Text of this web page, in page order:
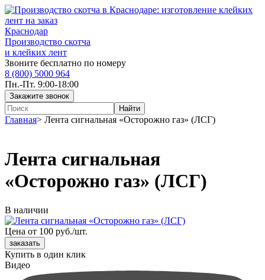
Краснодар
Производство скотча
и клейких лент
Звоните бесплатно по номеру
8 (800) 5000 964
Пн.-Пт. 9:00-18:00
Главная> Лента сигнальная «Осторожно газ» (ЛСГ)
Лента сигнальная
«Осторожно газ» (ЛСГ)
В наличии
Цена от 100 руб./шт.
Купить в один клик
Видео